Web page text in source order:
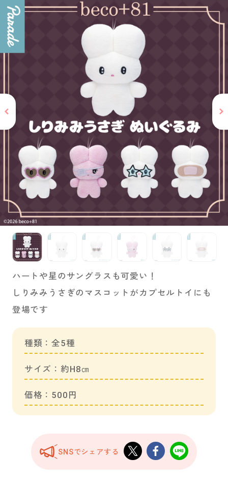
お問い合わせ
PRIZE 公式 X
PRIZE 公式 Instagram
CAPSULE TOY 公式 X
CAPSULE TOY 公式 Instagram
プライバシーポリシー
ハートや星のサングラスも可愛い！
しりみみうさぎのマスコットがカプセルトイにも
登場です
種類：全5種
サイズ：約H8㎝
価格：500円
SNSでシェアする